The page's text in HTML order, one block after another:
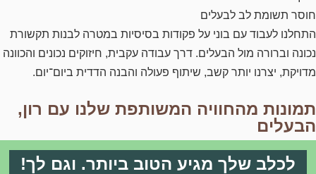
חוסר תשומת לב לבעלים
התחלנו לעבוד עם בוני על פקודות בסיסיות במטרה לבנות תקשורת
נכונה וברורה מול הבעלים. דרך עבודה עקבית, חיזוקים נכונים והכוונה
מדויקת, יצרנו יותר קשב, שיתוף פעולה והבנה הדדית ביום־יום.
תמונות מהחוויה המשותפת שלנו עם רון,
הבעלים
לכלב שלך מגיע הטוב ביותר. וגם לך!